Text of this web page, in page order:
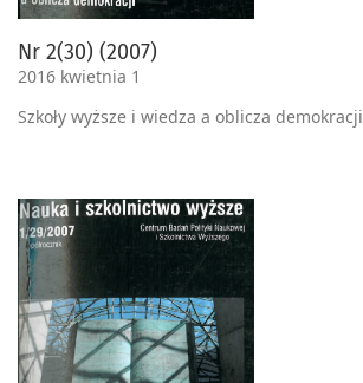
Nr 2(30) (2007)
2016 kwietnia 1
Szkoły wyższe i wiedza a oblicza demokracji